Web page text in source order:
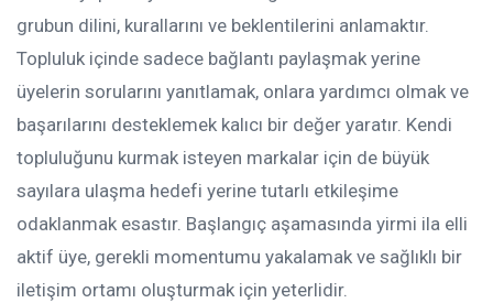
grubun dilini, kurallarını ve beklentilerini anlamaktır.
Topluluk içinde sadece bağlantı paylaşmak yerine
üyelerin sorularını yanıtlamak, onlara yardımcı olmak ve
başarılarını desteklemek kalıcı bir değer yaratır. Kendi
topluluğunu kurmak isteyen markalar için de büyük
sayılara ulaşma hedefi yerine tutarlı etkileşime
odaklanmak esastır. Başlangıç aşamasında yirmi ila elli
aktif üye, gerekli momentumu yakalamak ve sağlıklı bir
iletişim ortamı oluşturmak için yeterlidir.